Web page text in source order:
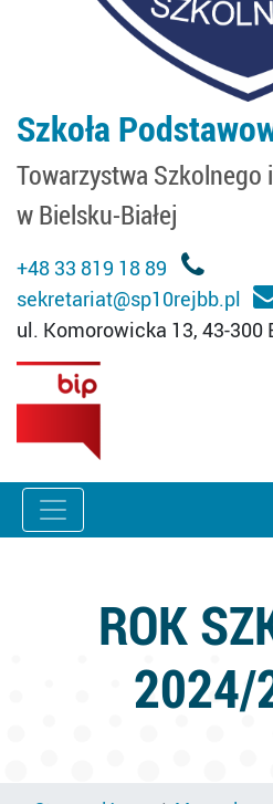
Szkoła
Towarzystwa Szkolnego
w Bielsku-Białej
+48 33 819 18 89
sekretariat@sp10rejbb.pl
ul. Komorowicka 13, 43-300
ROK
2024/